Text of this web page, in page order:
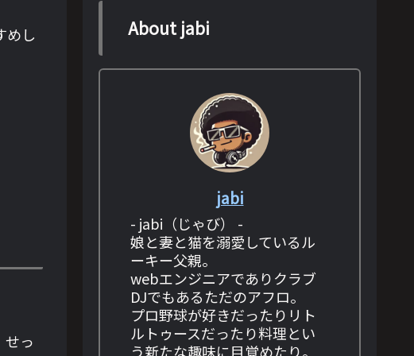
めし
せっ
About jabi
jabi
- jabi（じゃび） -
娘と妻と猫を溺愛しているル
ーキー父親。
webエンジニアでありクラブ
DJでもあるただのアフロ。
プロ野球が好きだったりリト
ルトゥースだったり料理とい
う新たな趣味に目覚めたり。